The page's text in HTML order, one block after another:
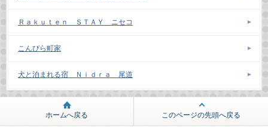
Ｒａｋｕｔｅｎ ＳＴＡＹ ニセコ
こんぴら町家
犬と泊まれる宿 Ｎｉｄｒａ 尾道
ホームへ戻る このページの先頭へ戻る